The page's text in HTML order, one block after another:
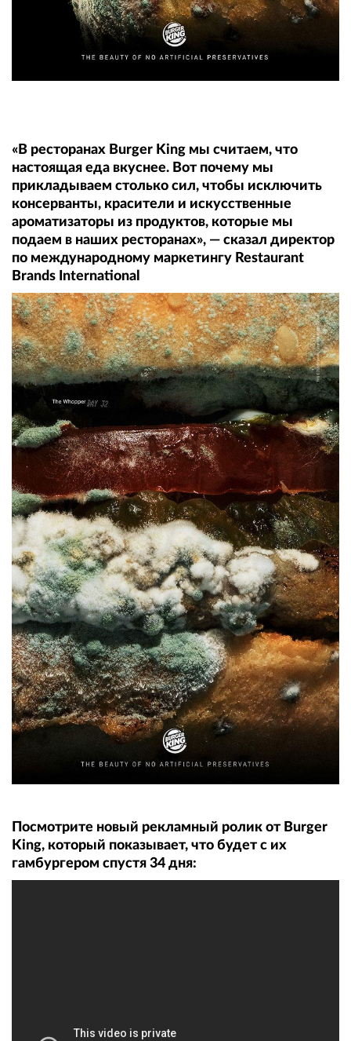
«В ресторанах Burger King мы считаем, что
настоящая еда вкуснее. Вот почему мы
прикладываем столько сил, чтобы исключить
консерванты, красители и искусственные
ароматизаторы из продуктов, которые мы
подаем в наших ресторанах», — сказал директор
по международному маркетингу Restaurant
Brands International
Посмотрите новый рекламный ролик от Burger
King, который показывает, что будет с их
гамбургером спустя 34 дня: